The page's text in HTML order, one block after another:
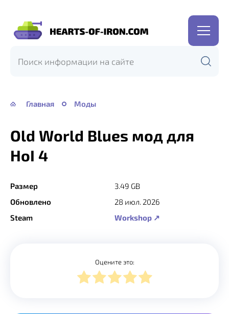
Hearts
Iron
Главная Моды
Old World Blues мод для
HoI 4
Размер
3.49 GB
Обновлено
28 июл. 2026
Steam
Workshop ↗
Оцените это: